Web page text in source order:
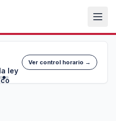
ley
Ver control horario →